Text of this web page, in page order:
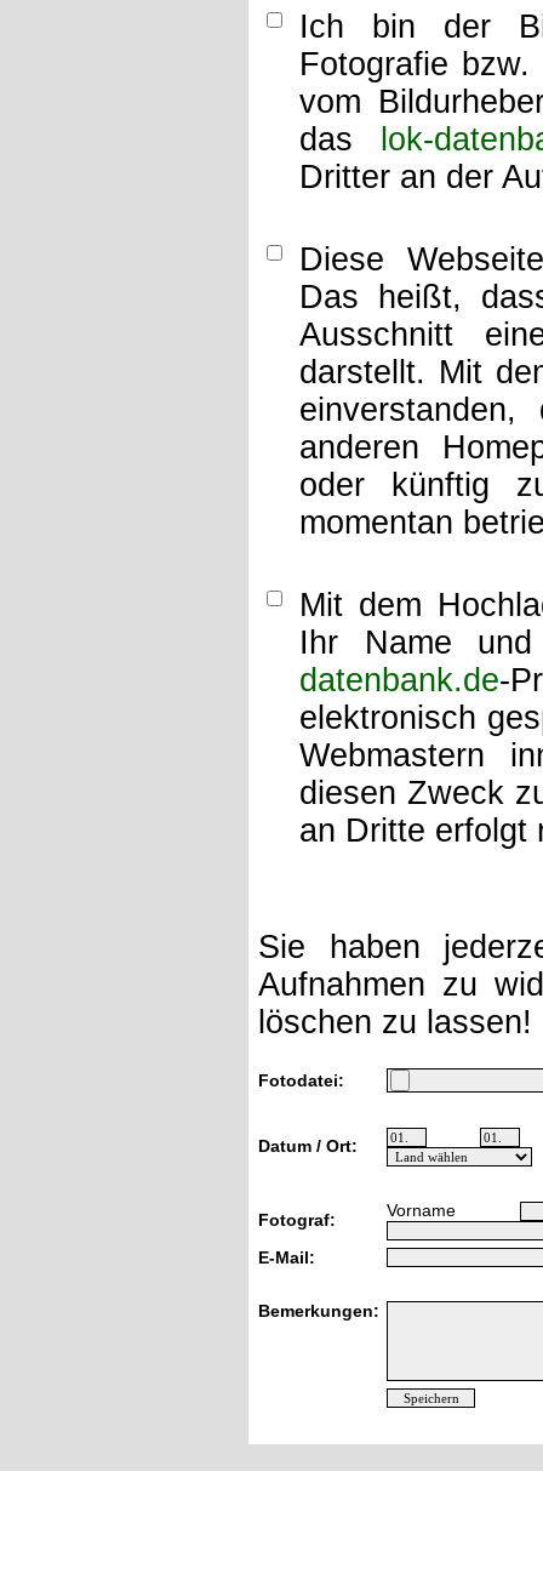
Ich bin der
Fotografie
vom
das
lok-
Dritter an der
Diese
Das heißt,
Ausschnitt
darstellt. Mit
anderen
oder künftig
momentan
Mit dem
Ihr Name
datenbank.de-
elektronisch
Webmastern
diesen Zweck
an Dritte erfolgt
Sie haben
Aufnahmen zu
löschen zu
Fotodatei:
Datum / Ort:
Fotograf: Vorname
E-Mail:
Bemerkungen: